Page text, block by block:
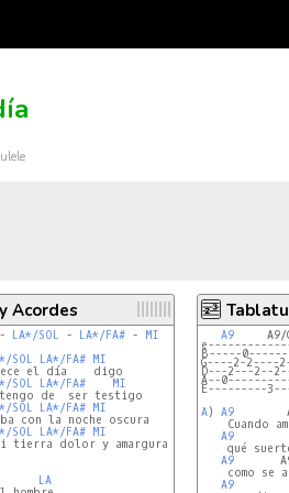
Acordes
- LA*/SOL - LA*/FA# - MI
SOL LA*/FA# MI
SOL LA*/FA#
MI
SOL LA*/FA# MI
SOL LA*/FA# MI
tierra dolor y amargura.
LA
A9
B-----
G----2-2----
D---2---2--
A--
E---------
A) A9
Cuando
A9
qué
A9
como se
A9